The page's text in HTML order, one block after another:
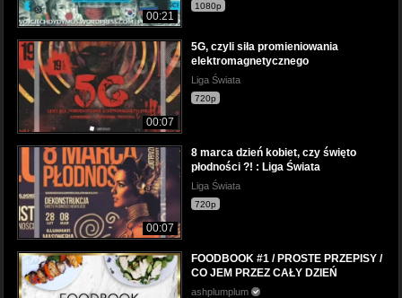
00:21
1080p
00:07
5G, czyli siła promieniowania
elektromagnetycznego
Liga Świata
720p
00:07
8 marca dzień kobiet, czy święto
płodności ?! : Liga Świata
Liga Świata
720p
FOODBOOK #1 / PROSTE PRZEPISY /
CO JEM PRZEZ CAŁY DZIEŃ
ashplumplum